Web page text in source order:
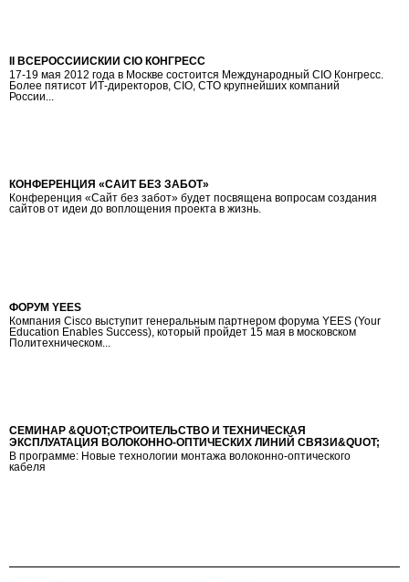
II ВСЕРОССИЙСКИЙ CIO КОНГРЕСС
17-19 мая 2012 года в Москве состоится Международный CIO Конгресс.
Более пятисот ИТ-директоров, CIO, CTO крупнейших компаний
России...
КОНФЕРЕНЦИЯ «САЙТ БЕЗ ЗАБОТ»
Конференция «Сайт без забот» будет посвящена вопросам создания
сайтов от идеи до воплощения проекта в жизнь.
ФОРУМ YEES
Компания Cisco выступит генеральным партнером форума YEES (Your
Education Enables Success), который пройдет 15 мая в московском
Политехническом...
СЕМИНАР &QUOT;СТРОИТЕЛЬСТВО И ТЕХНИЧЕСКАЯ
ЭКСПЛУАТАЦИЯ ВОЛОКОННО-ОПТИЧЕСКИХ ЛИНИЙ СВЯЗИ&QUOT;
В программе: Новые технологии монтажа волоконно-оптического
кабеля